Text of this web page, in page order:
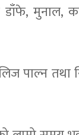
डाँफे, मुनाल,
पाल्न